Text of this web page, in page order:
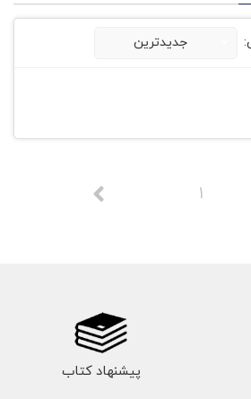
جدیدترین
1
پیشنهاد کتاب